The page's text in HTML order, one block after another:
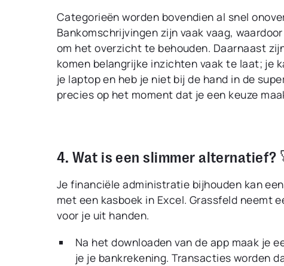
Categorieën worden bovendien al snel
Bankomschrijvingen zijn vaak vaag,
om het overzicht te behouden. Daarnaast
komen belangrijke inzichten vaak te laat; je
je laptop en heb je niet bij de hand in de
precies op het moment dat je een keuze
4. Wat is een slimmer alternatief?
Je financiële administratie bijhouden kan
met een kasboek in Excel. Grassfeld neemt
voor je uit handen.
Na het downloaden van de app maak je
je je bankrekening. Transacties worden